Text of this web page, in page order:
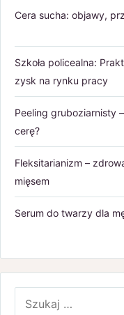
Cera sucha: objawy,
Szkoła policealna:
zysk na rynku pracy
Peeling gruboziarnisty
cerę?
Fleksitarianizm –
mięsem
Serum do twarzy dla